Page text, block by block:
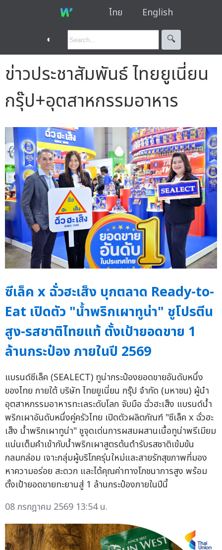
ไทย English
◐ 🔍︎
ข่าวประชาสัมพันธ์ ไทยยูเนี่ยน
กรุ๊ป+อุตสาหกรรมอาหาร
ซีเล็ค x ฉั่วฮะเส็ง บุกตลาด Ready-to-
Eat เปิดตัว "น้ำพริกเผาทูน่า" ชูโปรตีน
สูง-รสชาติไทยแท้ ตั้งเป้ายอดขาย 1
ล้านกระป๋อง ภายในปี 2569
แบรนด์ซีเล็ค (SEALECT) ทูน่ากระป๋องยอดขายอันดับหนึ่ง
ของไทย ภายใต้ บริษัท ไทยยูเนี่ยน กรุ๊ป จำกัด (มหาชน) ผู้นำ
อุตสาหกรรมอาหารทะเลระดับโลก จับมือ ฉั่วฮะเส็ง แบรนด์น้ำ
พริกเผาอันดับหนึ่งคู่ครัวไทย เปิดตัวผลิตภัณฑ์ "ซีเล็ค x ฉั่วฮะ
เส็ง น้ำพริกเผาทูน่า" ชูจุดเด่นการผสมผสานเนื้อทูน่าพรีเมียม
แน่นเต็มคำเข้ากับน้ำพริกเผาสูตรต้นตำรับรสชาติเข้มข้น
กลมกล่อม เจาะกลุ่มผู้บริโภครุ่นใหม่และสายรักสุขภาพที่มอง
หาความอร่อย สะดวก และได้คุณค่าทางโภชนาการสูง พร้อม
ตั้งเป้ายอดขายทะยานสู่ 1 ล้านกระป๋องภายในปีนี้
08 กรกฎาคม 2569 13:54 น.